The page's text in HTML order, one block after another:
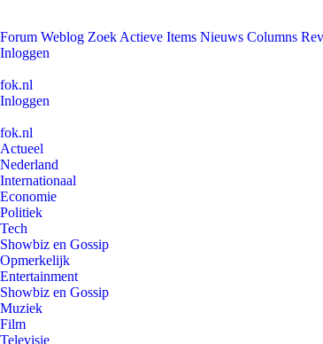
Forum Weblog Zoek Actieve Items Nieuws Columns
Inloggen
fok.nl
Inloggen
fok.nl
Actueel
Nederland
Internationaal
Economie
Politiek
Tech
Showbiz en Gossip
Opmerkelijk
Entertainment
Showbiz en Gossip
Muziek
Film
Televisie